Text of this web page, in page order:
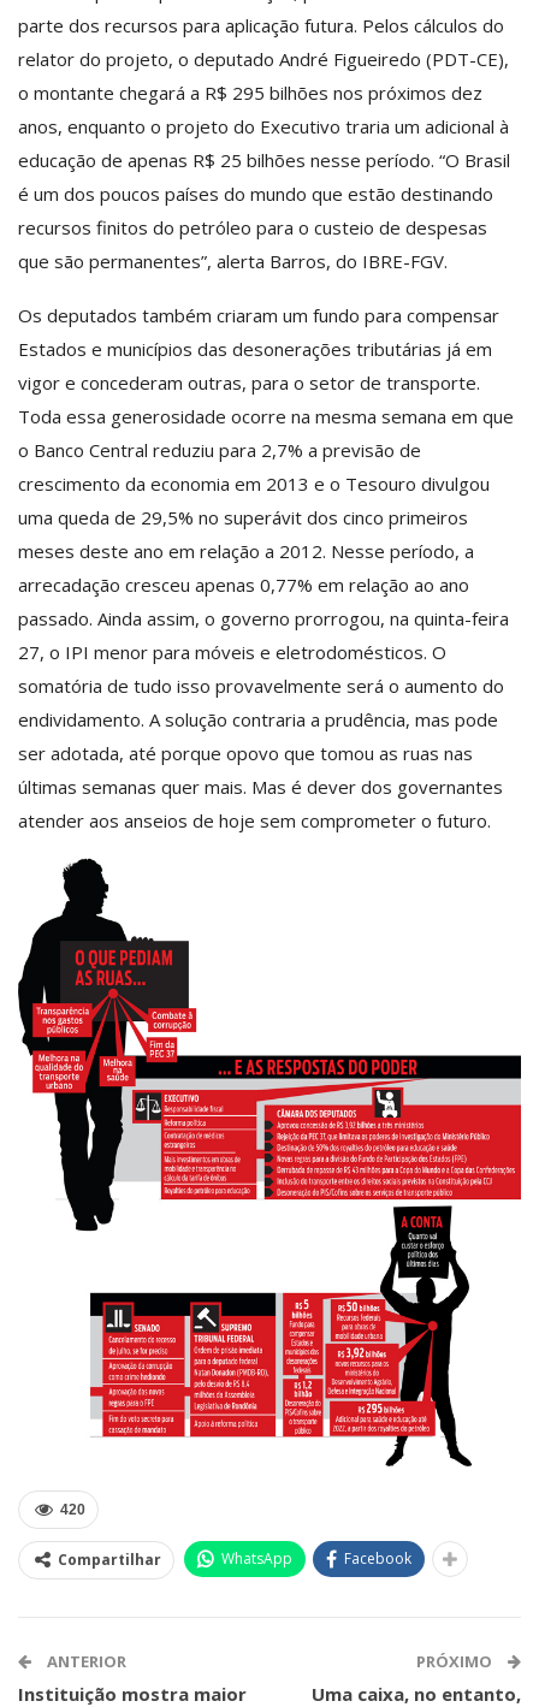
parte dos recursos para aplicação futura. Pelos cálculos do
relator do projeto, o deputado André Figueiredo (PDT-CE),
o montante chegará a R$ 295 bilhões nos próximos dez
anos, enquanto o projeto do Executivo traria um adicional à
educação de apenas R$ 25 bilhões nesse período. “O Brasil
é um dos poucos países do mundo que estão destinando
recursos finitos do petróleo para o custeio de despesas
que são permanentes”, alerta Barros, do IBRE-FGV.
Os deputados também criaram um fundo para compensar
Estados e municípios das desonerações tributárias já em
vigor e concederam outras, para o setor de transporte.
Toda essa generosidade ocorre na mesma semana em que
o Banco Central reduziu para 2,7% a previsão de
crescimento da economia em 2013 e o Tesouro divulgou
uma queda de 29,5% no superávit dos cinco primeiros
meses deste ano em relação a 2012. Nesse período, a
arrecadação cresceu apenas 0,77% em relação ao ano
passado. Ainda assim, o governo prorrogou, na quinta-feira
27, o IPI menor para móveis e eletrodomésticos. O
somatória de tudo isso provavelmente será o aumento do
endividamento. A solução contraria a prudência, mas pode
ser adotada, até porque opovo que tomou as ruas nas
últimas semanas quer mais. Mas é dever dos governantes
atender aos anseios de hoje sem comprometer o futuro.
420
Compartilhar WhatsApp Facebook
ANTERIOR
Instituição mostra maior
PRÓXIMO
Uma caixa, no entanto,